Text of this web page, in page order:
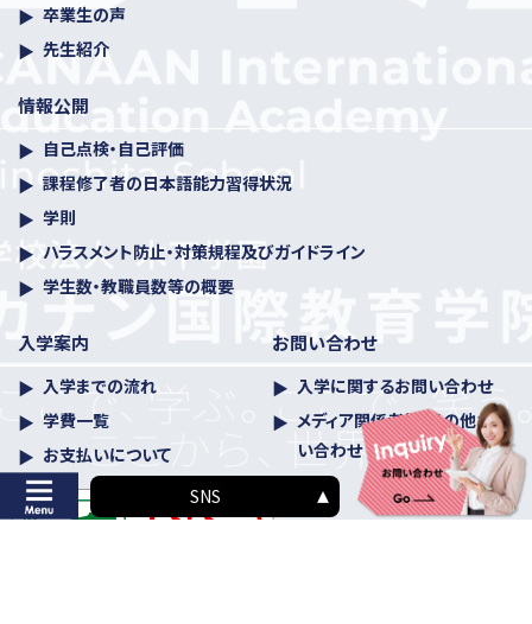
SNS
卒業生の声
先生紹介
情報公開
自己点検・自己評価
課程修了者の日本語能力習得状況
学則
ハラスメント防⽌・対策規程及びガイドライン
学生数・教職員数等の概要
入学案内
入学までの流れ
学費一覧
お支払いについて
お問い合わせ
入学に関するお問い合わせ
メディア関係者様・その他お問
い合わせ